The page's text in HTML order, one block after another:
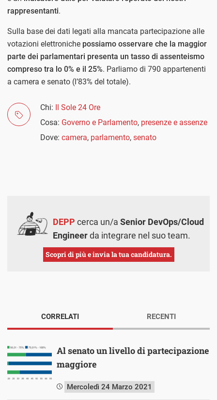
rappresentanti.
Sulla base dei dati legati alla mancata partecipazione alle
votazioni elettroniche possiamo osservare che la maggior
parte dei parlamentari presenta un tasso di assenteismo
compreso tra lo 0% e il 25%. Parliamo di 790 appartenenti
a camera e senato (l’83% del totale).
Chi: Il Sole 24 Ore
Cosa: Governo e Parlamento, presenze e assenze
Dove: camera, parlamento, senato
DEPP cerca un/a Senior DevOps/Cloud
Engineerda integrare nel suo team.
Scopri di più e invia la tua candidatura.
CORRELATI
Al senato un livello di partecipazione
maggiore
Mercoledì 24 Marzo 2021
RECENTI